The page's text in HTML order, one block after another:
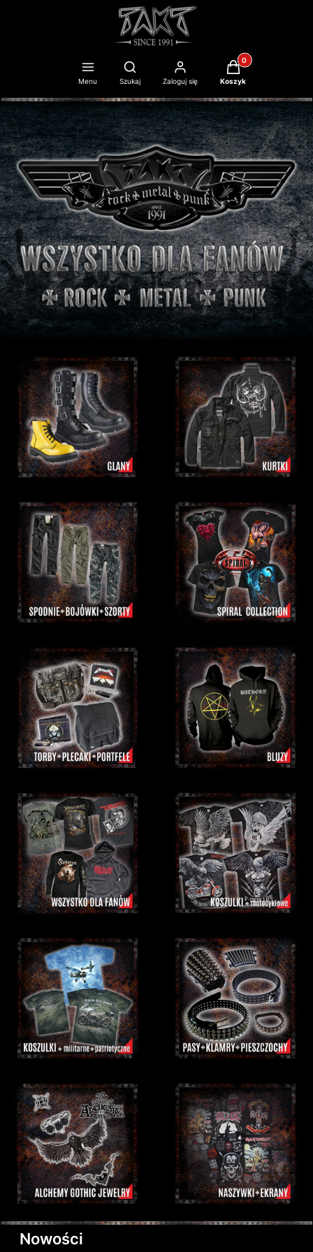
Menu
Otwórz wyszukiwarkę
Szukaj Zaloguj się
Produkty w
Koszyk
Nowości